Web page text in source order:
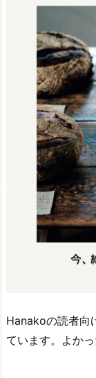
Hanakoの読者向
ています。よか